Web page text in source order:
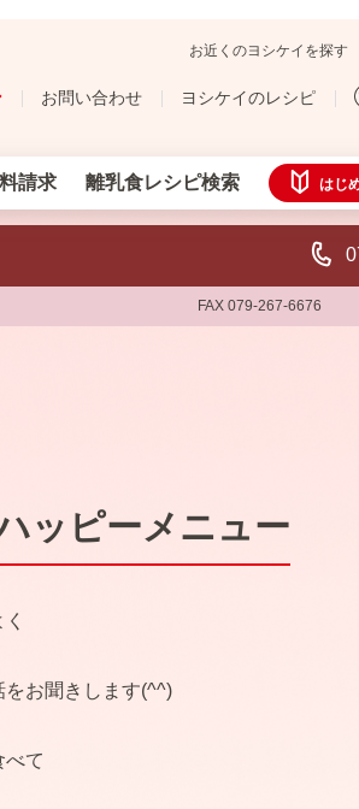
お近くのヨシケイを探す
お問い合わせ ヨシケイのレシピ
請求 離乳食レシピ検索 はじ
FAX 079-267-6676
ッピーメニュー
お聞きします(^^)
べて